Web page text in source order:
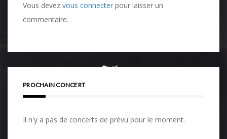
Vous devez vous connecter pour laisser un
commentaire.
PROCHAIN CONCERT
Il n'y a pas de concerts de prévu pour le moment.